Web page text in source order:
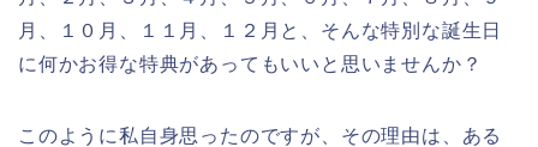
月、１０月、１１月、１２月と、そんな特別な誕生日
に何かお得な特典があってもいいと思いませんか？
このように私自身思ったのですが、その理由は、ある